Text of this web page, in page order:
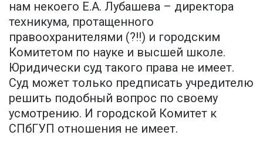
нам некоего Е.А. Лубашева – директора
техникума, протащенного
правоохранителями (?!!) и городским
Комитетом по науке и высшей школе.
Юридически суд такого права не имеет.
Суд может только предписать учредителю
решить подобный вопрос по своему
усмотрению. И городской Комитет к
СПбГУП отношения не имеет.